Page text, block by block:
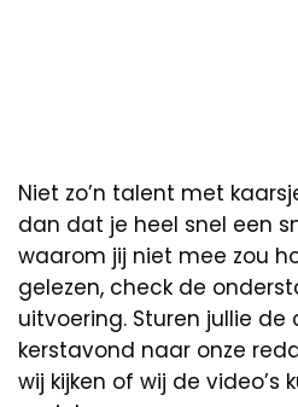
Niet zo’n talent met
dan dat je heel snel een
waarom jij niet mee zou
gelezen, check de
uitvoering. Sturen jullie
kerstavond naar onze
wij kijken of wij de video’s